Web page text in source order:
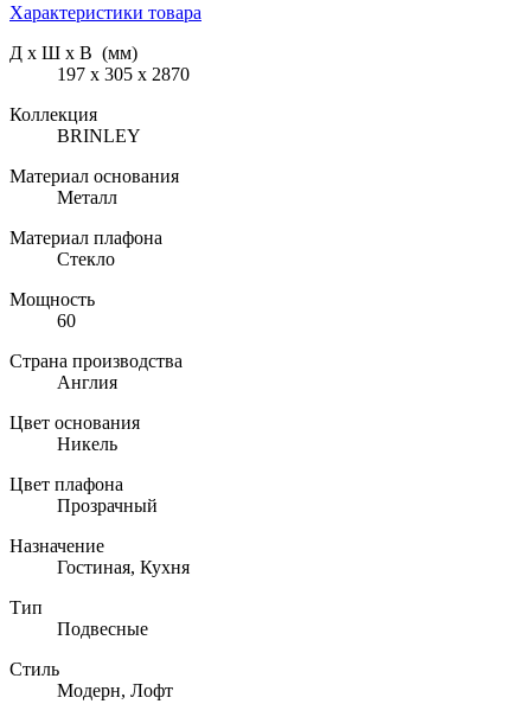
Характеристики товара
Д х Ш х В (мм)
197 х 305 х 2870
Коллекция
BRINLEY
Материал основания
Металл
Материал плафона
Стекло
Мощность
60
Страна производства
Англия
Цвет основания
Никель
Цвет плафона
Прозрачный
Назначение
Гостиная, Кухня
Тип
Подвесные
Стиль
Модерн, Лофт